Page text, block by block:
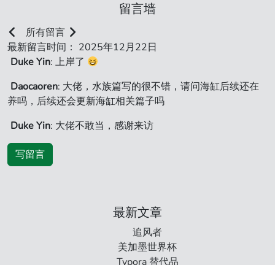
留言墙
所有留言
最新留言时间： 2025年12月22日
Duke Yin: 上岸了
Daocaoren: 大佬，水族篇写的很不错，请问海缸后续还在
养吗，后续还会更新海缸相关篇子吗
Duke Yin: 大佬不敢当，感谢来访
写留言
最新文章
追风者
美加墨世界杯
Typora 替代品